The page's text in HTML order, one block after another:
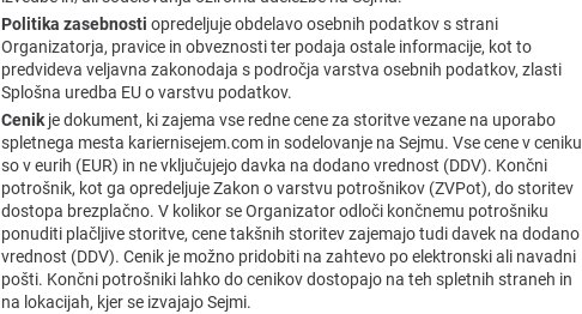
Politika zasebnostiopredeljuje obdelavo osebnih podatkov s strani
Organizatorja, pravice in obveznosti ter podaja ostale informacije, kot to
predvideva veljavna zakonodaja s področja varstva osebnih podatkov, zlasti
Splošna uredba EU o varstvu podatkov.
Cenikje dokument, ki zajema vse redne cene za storitve vezane na uporabo
spletnega mesta kariernisejem.com in sodelovanje na Sejmu. Vse cene v ceniku
so v eurih (EUR) in ne vključujejo davka na dodano vrednost (DDV). Končni
potrošnik, kot ga opredeljuje Zakon o varstvu potrošnikov (ZVPot), do storitev
dostopa brezplačno. V kolikor se Organizator odloči končnemu potrošniku
ponuditi plačljive storitve, cene takšnih storitev zajemajo tudi davek na dodano
vrednost (DDV). Cenik je možno pridobiti na zahtevo po elektronski ali navadni
pošti. Končni potrošniki lahko do cenikov dostopajo na teh spletnih straneh in
na lokacijah, kjer se izvajajo Sejmi.